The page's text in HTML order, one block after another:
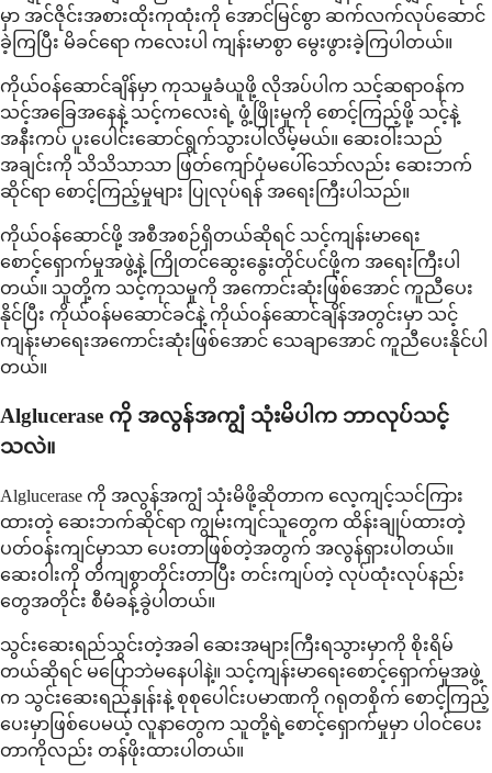
မှာ အင်ဇိုင်းအစားထိုးကုထုံးကို အောင်မြင်စွာ ဆက်လက်လုပ်ဆောင်
ခဲ့ကြပြီး မိခင်ရော ကလေးပါ ကျန်းမာစွာ မွေးဖွားခဲ့ကြပါတယ်။
ကိုယ်ဝန်ဆောင်ချိန်မှာ ကုသမှုခံယူဖို့ လိုအပ်ပါက သင့်ဆရာဝန်က
သင့်အခြေအနေနဲ့ သင့်ကလေးရဲ့ ဖွံ့ဖြိုးမှုကို စောင့်ကြည့်ဖို့ သင့်နဲ့
အနီးကပ် ပူးပေါင်းဆောင်ရွက်သွားပါလိမ့်မယ်။ ဆေးဝါးသည်
အချင်းကို သိသိသာသာ ဖြတ်ကျော်ပုံမပေါ်သော်လည်း ဆေးဘက်
ဆိုင်ရာ စောင့်ကြည့်မှုများ ပြုလုပ်ရန် အရေးကြီးပါသည်။
ကိုယ်ဝန်ဆောင်ဖို့ အစီအစဉ်ရှိတယ်ဆိုရင် သင့်ကျန်းမာရေး
စောင့်ရှောက်မှုအဖွဲ့နဲ့ ကြိုတင်ဆွေးနွေးတိုင်ပင်ဖို့က အရေးကြီးပါ
တယ်။ သူတို့က သင့်ကုသမှုကို အကောင်းဆုံးဖြစ်အောင် ကူညီပေး
နိုင်ပြီး ကိုယ်ဝန်မဆောင်ခင်နဲ့ ကိုယ်ဝန်ဆောင်ချိန်အတွင်းမှာ သင့်
ကျန်းမာရေးအကောင်းဆုံးဖြစ်အောင် သေချာအောင် ကူညီပေးနိုင်ပါ
တယ်။
Alglucerase ကို အလွန်အကျွံ သုံးမိပါက ဘာလုပ်သင့်
သလဲ။
Alglucerase ကို အလွန်အကျွံ သုံးမိဖို့ဆိုတာက လေ့ကျင့်သင်ကြား
ထားတဲ့ ဆေးဘက်ဆိုင်ရာ ကျွမ်းကျင်သူတွေက ထိန်းချုပ်ထားတဲ့
ပတ်ဝန်းကျင်မှာသာ ပေးတာဖြစ်တဲ့အတွက် အလွန်ရှားပါတယ်။
ဆေးဝါးကို တိကျစွာတိုင်းတာပြီး တင်းကျပ်တဲ့ လုပ်ထုံးလုပ်နည်း
တွေအတိုင်း စီမံခန့်ခွဲပါတယ်။
သွင်းဆေးရည်သွင်းတဲ့အခါ ဆေးအများကြီးရသွားမှာကို စိုးရိမ်
တယ်ဆိုရင် မပြောဘဲမနေပါနဲ့။ သင့်ကျန်းမာရေးစောင့်ရှောက်မှုအဖွဲ့
က သွင်းဆေးရည်နှုန်းနဲ့ စုစုပေါင်းပမာဏကို ဂရုတစိုက် စောင့်ကြည့်
ပေးမှာဖြစ်ပေမယ့် လူနာတွေက သူတို့ရဲ့စောင့်ရှောက်မှုမှာ ပါဝင်ပေး
တာကိုလည်း တန်ဖိုးထားပါတယ်။